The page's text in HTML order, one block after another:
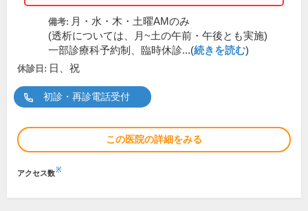
備考: 月・水・木・土曜AMのみ
(透析については、月~土の午前・午後とも実施)
一部診療科予約制、臨時休診...(続きを読む)
休診日: 日、祝
初診・再診電話受付
この医院の詳細をみる
アクセス数※